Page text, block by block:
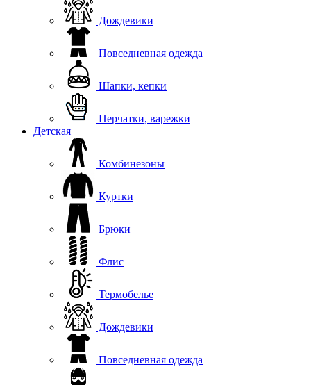
Дождевики
Повседневная одежда
Шапки, кепки
Перчатки, варежки
Детская
Комбинезоны
Куртки
Брюки
Флис
Термобелье
Дождевики
Повседневная одежда